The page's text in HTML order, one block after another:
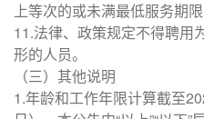
上等次的或未满最低服务期限
11.法律、政策规定不得聘用
形的人员。
（三）其他说明
1.年龄和工作年限计算截至